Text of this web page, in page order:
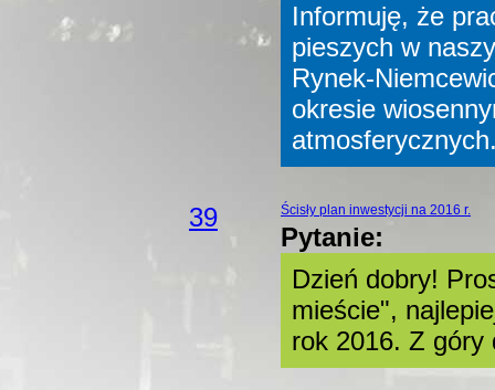
Informuję, że
pieszych w
Rynek-
okresie
39 Ścisły plan inwestycji na 2016 r.
Pytanie:
Dzień dobry!
mieście",
rok 2016. Z góry